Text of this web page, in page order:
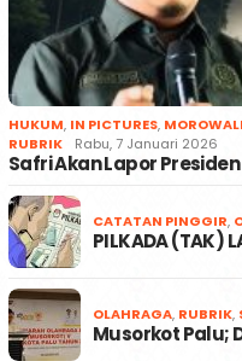
HUKUM, IN PICTURES, MOROWALI
RUBRIK
Rabu, 7 Januari 2026
Safri Akan Lapor
CATATAN PINGGIR,
PILKADA (TAK)
OLAHRAGA, RUBRIK,
Musorkot Palu;